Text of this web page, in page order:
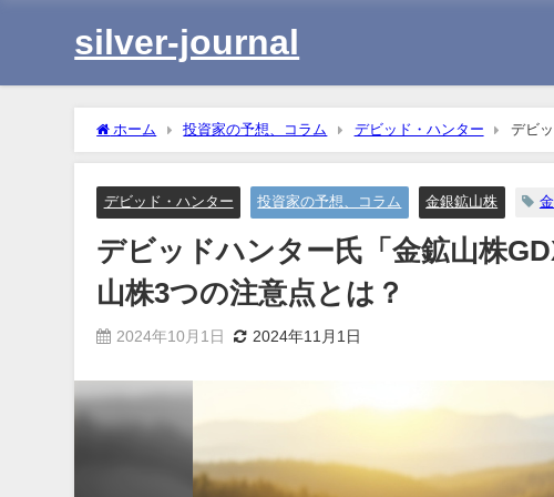
silver-journal
ホーム 投資家の予想、コラム デビッド・ハンター
デビ
の注意点とは？
デビッド・ハンター 投資家の予想、コラム 金銀鉱山株
デビッドハンター氏「金鉱山株
山株3つの注意点とは？
2024年10月1日 2024年11月1日